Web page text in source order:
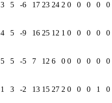
3 5 -6 17 23 24 2 0 0 0 0 0
4 5 -9 16 25 12 1 0 0 0 0 0
5 5 -5 7 12 6 0 0 0 0 0 0
1 3 -2 13 15 27 2 0 0 0 1 0